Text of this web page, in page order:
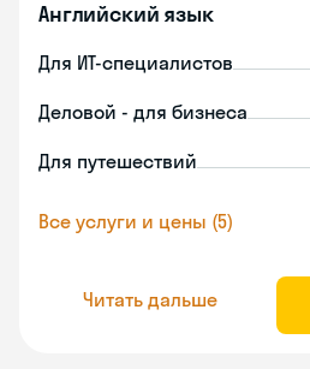
Английский язык
Для ИТ-специалистов
Деловой - для бизнеса
Для путешествий
Все услуги и цены (5)
Читать дальше